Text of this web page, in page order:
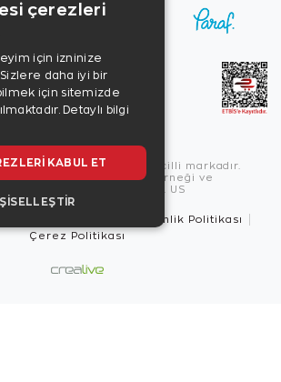
© 2026, Zen Diamond tescilli markadır.
Birleşmiş Markalar Derneği ve
Destek Programı üyesidir. US
Güvenlik Politikası
Çerez Politikası
çerezleri
için izninize
Sizlere daha iyi bir
için sitemizde
Detaylı bilgi
KABUL ET